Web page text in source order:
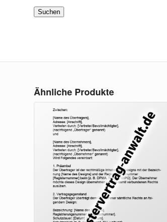
Suchen
Ähnliche Produkte